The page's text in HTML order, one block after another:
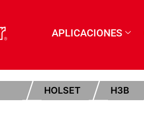
APLICACIONES
HOLSET H3B